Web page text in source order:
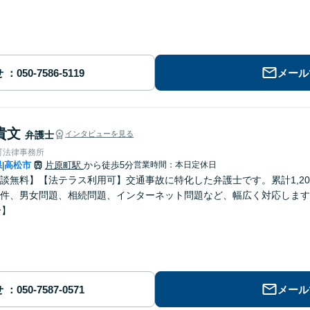
メー
文 弁護士 インタビューを見る
法律事務所
|高松市 片原町駅 から徒歩5分営業時間：本日定休日
無料】【法テラス利用可】交通事故に特化した弁護士です。累計
、男女問題、相続問題、インターネット問題など、幅広く対応しま
メー